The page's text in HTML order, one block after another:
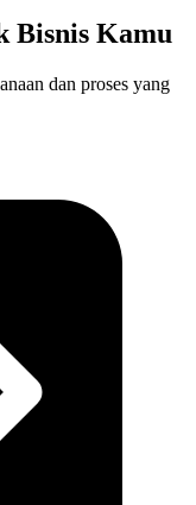
Bisnis Kamu
dan proses yang